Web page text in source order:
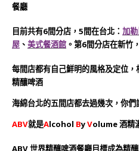
餐廳
目前共有6間分店，5間在台北 ： 加
屋 、 美式餐酒館 。 第6間分店在新竹
每間店都有自己鮮明的風格及定位，
精釀啤酒
海綿台北的五間店都去過幾次，你們
ABV就是Alcohol ByVolume 酒精
ABV 世界精釀啤酒餐廳目標成為精